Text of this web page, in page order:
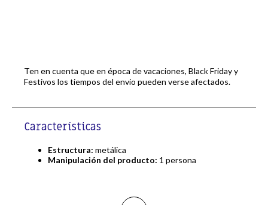
Ten en cuenta que en época de vacaciones, Black Friday y
Festivos los tiempos del envio pueden verse afectados.
Características
Estructura: metálica
Manipulación del producto: 1 persona